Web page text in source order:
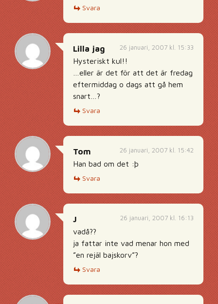
Svara
26 januari, 2007 kl. 15:33
Lilla jag
Hysteriskt kul!!
…eller är det för att det är fredag
eftermiddag o dags att gå hem
snart…?
Svara
26 januari, 2007 kl. 15:42
Tom
Han bad om det :þ
Svara
26 januari, 2007 kl. 16:13
J
vadå??
ja fattar inte vad menar hon med
”en rejäl bajskorv”?
Svara